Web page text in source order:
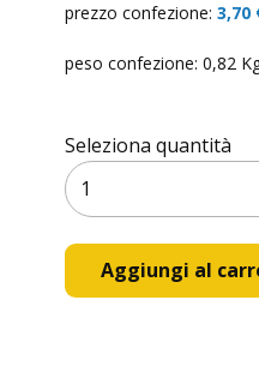
prezzo confezione: 3,70
peso confezione: 0,82
Seleziona quantità